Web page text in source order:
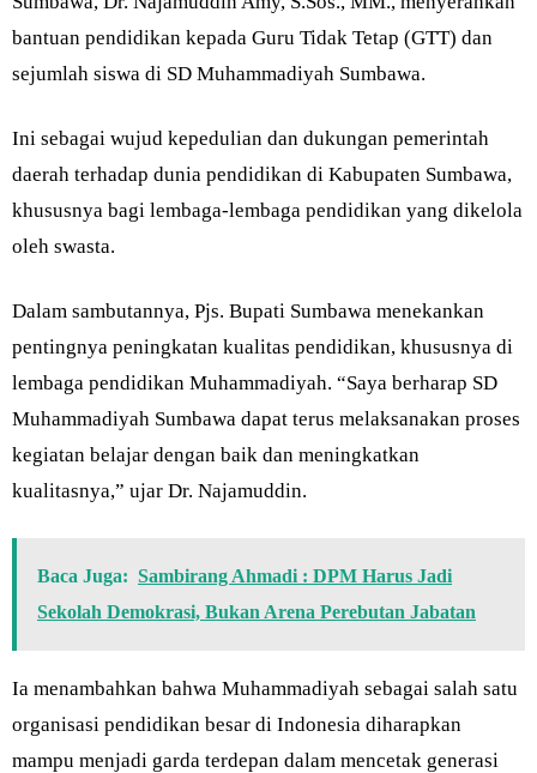
bantuan pendidikan kepada Guru Tidak Tetap (GTT) dan
sejumlah siswa di SD Muhammadiyah Sumbawa.
Ini sebagai wujud kepedulian dan dukungan pemerintah
daerah terhadap dunia pendidikan di Kabupaten Sumbawa,
khususnya bagi lembaga-lembaga pendidikan yang dikelola
oleh swasta.
Dalam sambutannya, Pjs. Bupati Sumbawa menekankan
pentingnya peningkatan kualitas pendidikan, khususnya di
lembaga pendidikan Muhammadiyah. “Saya berharap SD
Muhammadiyah Sumbawa dapat terus melaksanakan proses
kegiatan belajar dengan baik dan meningkatkan
kualitasnya,” ujar Dr. Najamuddin.
Baca Juga: Sambirang Ahmadi : DPM Harus Jadi
Sekolah Demokrasi, Bukan Arena Perebutan Jabatan
Ia menambahkan bahwa Muhammadiyah sebagai salah satu
organisasi pendidikan besar di Indonesia diharapkan
mampu menjadi garda terdepan dalam mencetak generasi